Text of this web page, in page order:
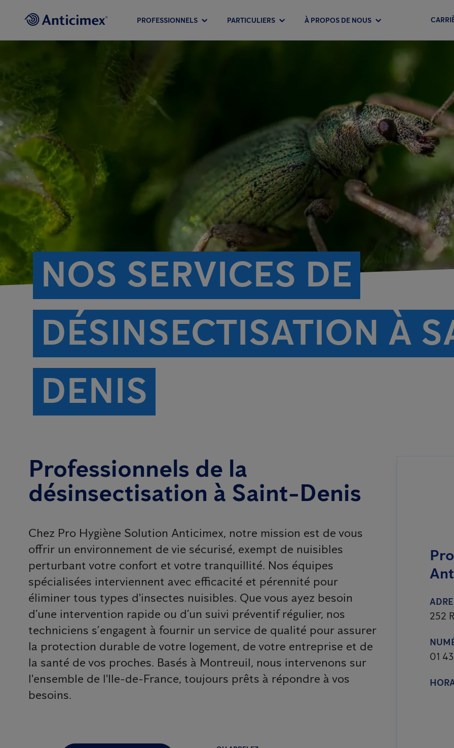
PROFESSIONNELS PARTICULIERS À PROPOS DE NOUS
NOS SERVICES DE
DÉSINSECTISATION À
DENIS
Professionnels de la
désinsectisation à Saint-Denis
Chez Pro Hygiène Solution Anticimex, notre mission est de vous
offrir un environnement de vie sécurisé, exempt de nuisibles
perturbant votre confort et votre tranquillité. Nos équipes
spécialisées interviennent avec efficacité et pérennité pour
éliminer tous types d'insectes nuisibles. Que vous ayez besoin
d’une intervention rapide ou d’un suivi préventif régulier, nos
techniciens s’engagent à fournir un service de qualité pour assurer
la protection durable de votre logement, de votre entreprise et de
la santé de vos proches. Basés à Montreuil, nous intervenons sur
l'ensemble de l'Ile-de-France, toujours prêts à répondre à vos
besoins.
252
01